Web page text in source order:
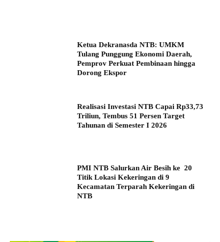
Ketua Dekranasda NTB: UMKM
Tulang Punggung Ekonomi Daerah,
Pemprov Perkuat Pembinaan hingga
Dorong Ekspor
Realisasi Investasi NTB Capai Rp33,73
Triliun, Tembus 51 Persen Target
Tahunan di Semester I 2026
PMI NTB Salurkan Air Besih ke 20
Titik Lokasi Kekeringan di 9
Kecamatan Terparah Kekeringan di
NTB